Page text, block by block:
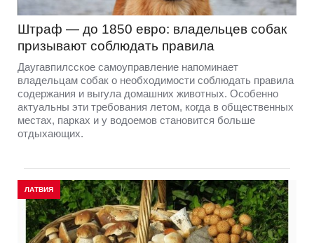
Штраф — до 1850 евро: владельцев собак
призывают соблюдать правила
Даугавпилсское самоуправление напоминает
владельцам собак о необходимости соблюдать правила
содержания и выгула домашних животных. Особенно
актуальны эти требования летом, когда в общественных
местах, парках и у водоемов становится больше
отдыхающих.
ЛАТВИЯ